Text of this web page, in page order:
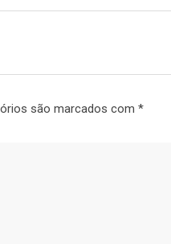
são marcados com *